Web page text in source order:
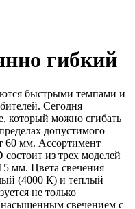
гибкий
быстрыми темпами и
Сегодня
который можно сгибать
допустимого
60 мм. Ассортимент
состоит из трех моделей
мм. Цвета свечения
(4000 К) и теплый
не только
свечением с